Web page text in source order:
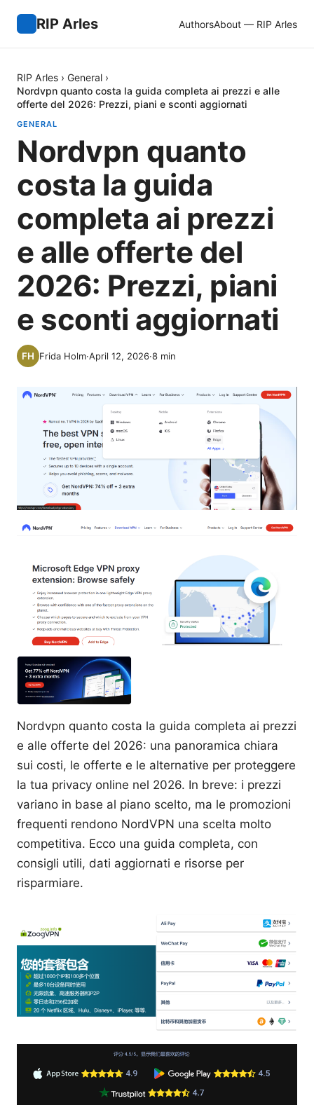
RIP Arles AuthorsAbout — RIP Arles
RIP Arles › General ›
Nordvpn quanto costa la guida completa ai prezzi e alle
offerte del 2026: Prezzi, piani e sconti aggiornati
GENERAL
Nordvpn quanto
costa la guida
completa ai prezzi
e alle offerte del
2026: Prezzi, piani
e sconti aggiornati
Frida Holm·April 12, 2026·8 min
Nordvpn quanto costa la guida completa ai prezzi
e alle offerte del 2026: una panoramica chiara
sui costi, le offerte e le alternative per proteggere
la tua privacy online nel 2026. In breve: i prezzi
variano in base al piano scelto, ma le promozioni
frequenti rendono NordVPN una scelta molto
competitiva. Ecco una guida completa, con
consigli utili, dati aggiornati e risorse per
risparmiare.